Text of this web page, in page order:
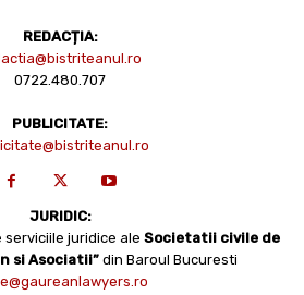
REDACȚIA:
0722.480.707
PUBLICITATE:
JURIDIC:
serviciile juridice ale Societatii civile de
si Asociatii” din Baroul Bucuresti